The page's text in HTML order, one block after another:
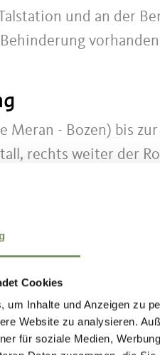
Cookies
um Inhalte und Anzeigen zu
Website zu analysieren.
für soziale Medien,
und an der
Meran - Bozen) bis
rechts weiter der
Talstation der